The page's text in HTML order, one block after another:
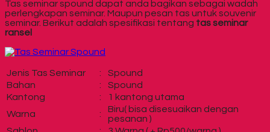
Tas seminar spound dapat anda bagikan sebagai wadah
perlengkapan seminar. Maupun pesan tas untuk souvenir
seminar. Berikut adalah spesifikasi tentang tas seminar
ransel
Jenis Tas Seminar :
Spound
Bahan
:
Spound
Kantong
:
1 kantong utama
Warna
:
Biru( bisa disesuaikan dengan
pesanan )